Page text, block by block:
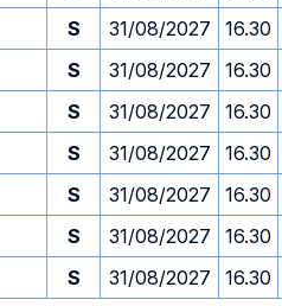
S 31/08/2027
16.30
S 31/08/2027
16.30
S 31/08/2027
16.30
S 31/08/2027
16.30
S 31/08/2027
16.30
S 31/08/2027
16.30
S 31/08/2027 16.30